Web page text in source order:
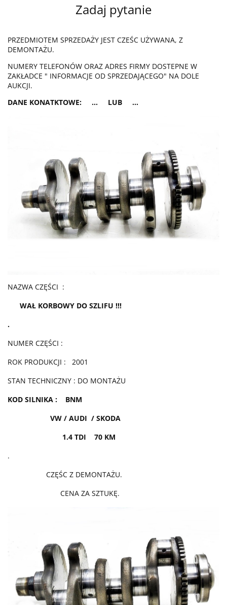
Zadaj pytanie
PRZEDMIOTEM SPRZEDAŻY JEST CZEŚC UŻYWANA, Z
DEMONTAŻU.
NUMERY TELEFONÓW ORAZ ADRES FIRMY DOSTEPNE W
ZAKŁADCE " INFORMACJE OD SPRZEDAJĄCEGO" NA DOLE
AUKCJI.
DANE KONATKTOWE: ... LUB ...
NAZWA CZĘŚCI :
WAŁ KORBOWY DO SZLIFU !!!
.
NUMER CZĘŚCI :
ROK PRODUKCJI : 2001
STAN TECHNICZNY : DO MONTAŻU
KOD SILNIKA : BNM
VW / AUDI / SKODA
1.4 TDI 70 KM
.
CZĘŚC Z DEMONTAŻU.
CENA ZA SZTUKĘ.